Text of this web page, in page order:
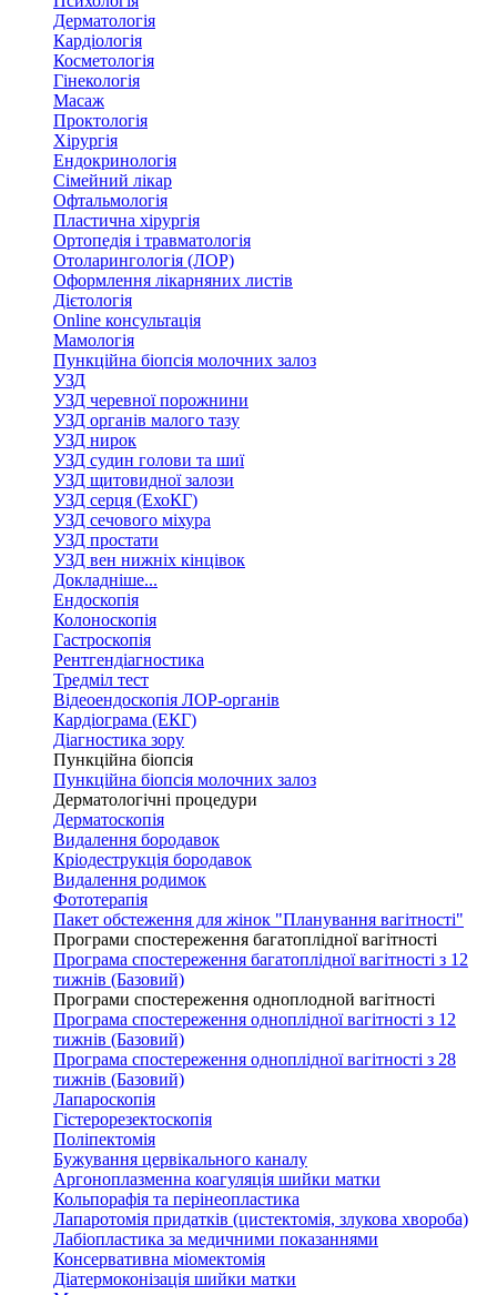
Дерматологія
Кардіологія
Косметологія
Гінекологія
Масаж
Проктологія
Хірургія
Ендокринологія
Сімейний лікар
Офтальмологія
Пластична хірургія
Ортопедія і травматологія
Отоларингологія (ЛОР)
Оформлення лікарняних листів
Дієтологія
Online консультація
Мамологія
Пункційна біопсія молочних залоз
УЗД
УЗД черевної порожнини
УЗД органів малого тазу
УЗД нирок
УЗД судин голови та шиї
УЗД щитовидної залози
УЗД серця (ЕхоКГ)
УЗД сечового міхура
УЗД простати
УЗД вен нижніх кінцівок
Докладніше...
Ендоскопія
Колоноскопія
Гастроскопія
Рентгендіагностика
Тредміл тест
Відеоендоскопія ЛОР-органів
Кардіограма (ЕКГ)
Діагностика зору
Пункційна біопсія
Пункційна біопсія молочних залоз
Дерматологічні процедури
Дерматоскопія
Видалення бородавок
Кріодеструкція бородавок
Видалення родимок
Фототерапія
Пакет обстеження для жінок "Планування вагітності"
Програми спостереження багатоплідної вагітності
Програма спостереження багатоплідної вагітності з 12
тижнів (Базовий)
Програми спостереження одноплодной вагітності
Програма спостереження одноплідної вагітності з 12
тижнів (Базовий)
Програма спостереження одноплідної вагітності з 28
тижнів (Базовий)
Лапароскопія
Гістерорезектоскопія
Поліпектомія
Бужування цервікального каналу
Аргоноплазменна коагуляція шийки матки
Кольпорафія та перінеопластика
Лапаротомія придатків (цистектомія, злукова хвороба)
Лабіопластика за медичними показаннями
Консервативна міомектомія
Діатермоконізація шийки матки